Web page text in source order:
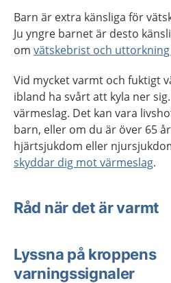
Barn är extra känsliga för
Ju yngre barnet är desto
om vätskebrist och
Vid mycket varmt och fuktigt
ibland ha svårt att kyla ner
värmeslag. Det kan vara
barn, eller om du är över 65
hjärtsjukdom eller
skyddar dig mot värmeslag.
Råd när det är varmt
Lyssna på kroppens
varningssignaler